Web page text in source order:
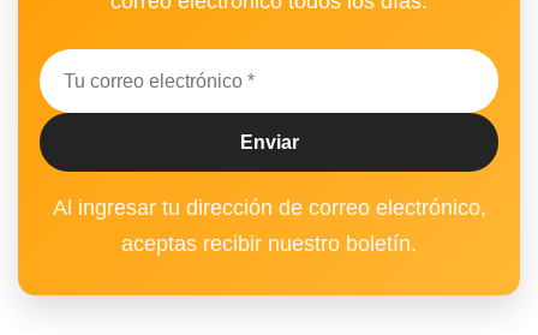
Al ingresar tu dirección de correo electrónico,
aceptas recibir nuestro boletín.